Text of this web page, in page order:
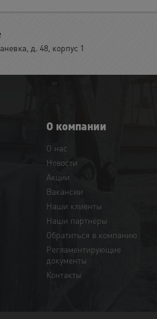
д. 48, корпус 1
О компании
О нас
Новости
Акции
Вакансии
Наши клиенты
Наши партнёры
Обратиться в компанию
Регламентирующие
документы
Контакты